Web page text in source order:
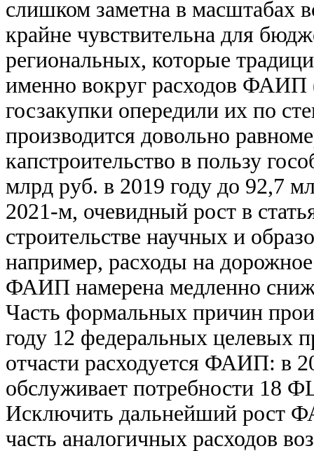
слишком заметна в масштабах
крайне чувствительна для
региональных, которые
именно вокруг расходов ФАИП
госзакупки опередили их по
производится довольно
капстроительство в пользу
млрд руб. в 2019 году до 92,7
2021-м, очевидный рост в
строительстве научных и
например, расходы на
ФАИП намерена медленно
Часть формальных причин
году 12 федеральных
отчасти расходуется ФАИП: в
обслуживает потребности 18
Исключить дальнейший рост
часть аналогичных расходов